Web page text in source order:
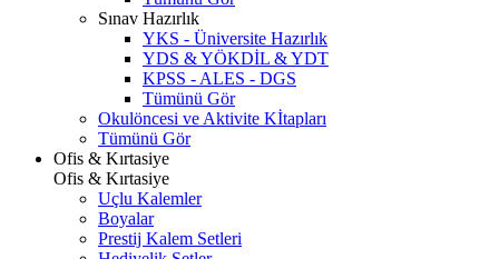
Sınav Hazırlık
YKS - Üniversite Hazırlık
YDS & YÖKDİL & YDT
KPSS - ALES - DGS
Tümünü Gör
Okulöncesi ve Aktivite Kİtapları
Tümünü Gör
Ofis & Kırtasiye
Ofis & Kırtasiye
Uçlu Kalemler
Boyalar
Prestij Kalem Setleri